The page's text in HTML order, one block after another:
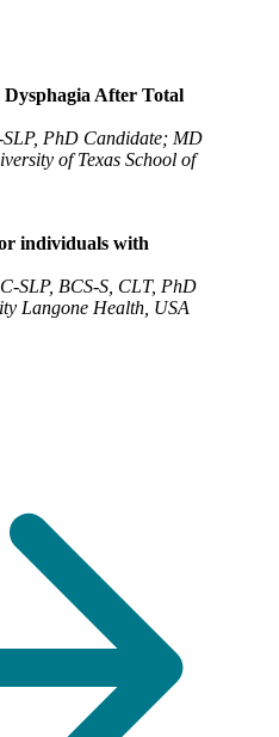
Dysphagia After Total
PhD Candidate; MD
of Texas School of
individuals with
SLP, BCS-S, CLT, PhD
Langone Health, USA